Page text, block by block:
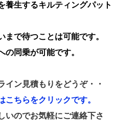
養生するキルティングパット
まで待つことは可能です。
の同乗が可能です。
イン見積もりをどうぞ・・
こちらをクリックです。
いのでお気軽にご連絡下さ